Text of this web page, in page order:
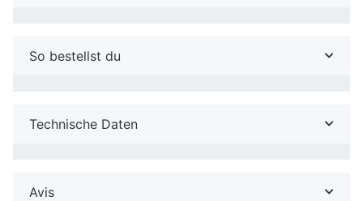
So bestellst du
Technische Daten
Avis